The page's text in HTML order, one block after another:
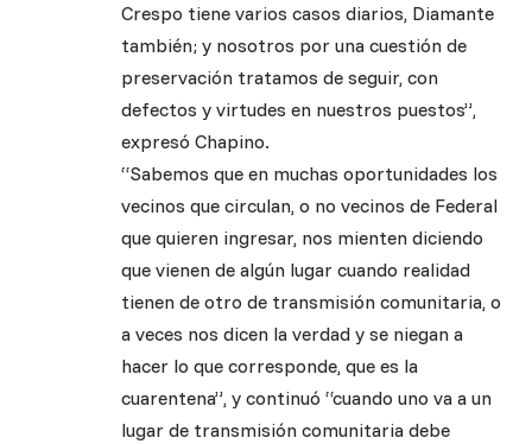
Crespo tiene varios casos diarios, Diamante
también; y nosotros por una cuestión de
preservación tratamos de seguir, con
defectos y virtudes en nuestros puestos”,
expresó Chapino.
“Sabemos que en muchas oportunidades los
vecinos que circulan, o no vecinos de Federal
que quieren ingresar, nos mienten diciendo
que vienen de algún lugar cuando realidad
tienen de otro de transmisión comunitaria, o
a veces nos dicen la verdad y se niegan a
hacer lo que corresponde, que es la
cuarentena”, y continuó “cuando uno va a un
lugar de transmisión comunitaria debe